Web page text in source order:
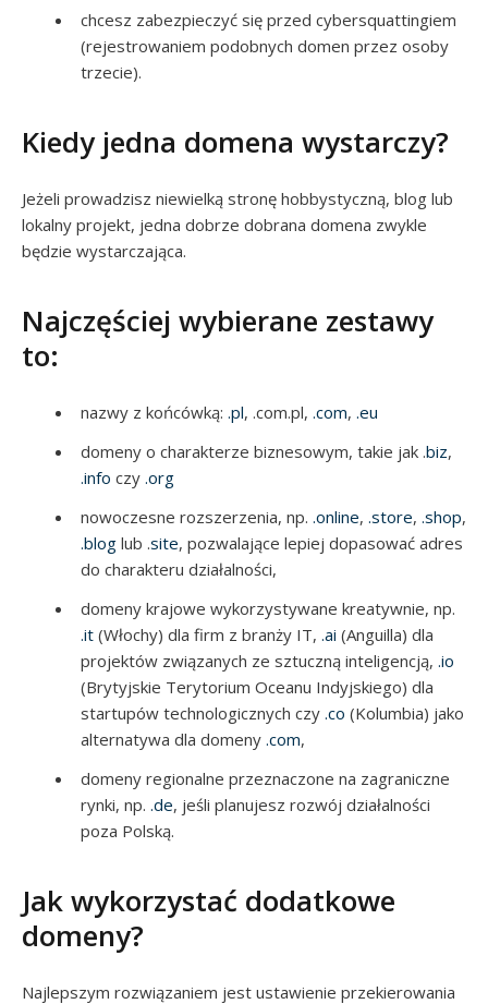
chcesz zabezpieczyć się przed cybersquattingiem
(rejestrowaniem podobnych domen przez osoby
trzecie).
Kiedy jedna domena wystarczy?
Jeżeli prowadzisz niewielką stronę hobbystyczną, blog lub
lokalny projekt, jedna dobrze dobrana domena zwykle
będzie wystarczająca.
Najczęściej wybierane zestawy
to:
nazwy z końcówką: .pl, .com.pl, .com, .eu
domeny o charakterze biznesowym, takie jak .biz,
.info czy .org
nowoczesne rozszerzenia, np. .online, .store, .shop,
.blog lub .site, pozwalające lepiej dopasować adres
do charakteru działalności,
domeny krajowe wykorzystywane kreatywnie, np.
.it (Włochy) dla firm z branży IT, .ai (Anguilla) dla
projektów związanych ze sztuczną inteligencją, .io
(Brytyjskie Terytorium Oceanu Indyjskiego) dla
startupów technologicznych czy .co (Kolumbia) jako
alternatywa dla domeny .com,
domeny regionalne przeznaczone na zagraniczne
rynki, np. .de, jeśli planujesz rozwój działalności
poza Polską.
Jak wykorzystać dodatkowe
domeny?
Najlepszym rozwiązaniem jest ustawienie przekierowania